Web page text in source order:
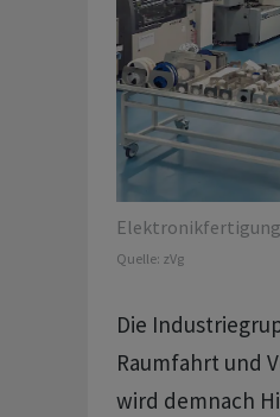
Quelle: zVg
Die
Raumfahrt und
wird demnach